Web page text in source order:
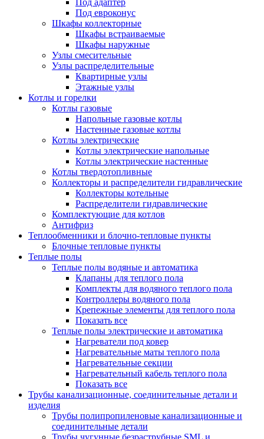
Под адаптер
Под евроконус
Шкафы коллекторные
Шкафы встраиваемые
Шкафы наружные
Узлы смесительные
Узлы распределительные
Квартирные узлы
Этажные узлы
Котлы и горелки
Котлы газовые
Напольные газовые котлы
Настенные газовые котлы
Котлы электрические
Котлы электрические напольные
Котлы электрические настенные
Котлы твердотопливные
Коллекторы и распределители гидравлические
Коллекторы котельные
Распределители гидравлические
Комплектующие для котлов
Антифриз
Теплообменники и блочно-тепловые пункты
Блочные тепловые пункты
Теплые полы
Теплые полы водяные и автоматика
Клапаны для теплого пола
Комплекты для водяного теплого пола
Контроллеры водяного пола
Крепежные элементы для теплого пола
Показать все
Теплые полы электрические и автоматика
Нагреватели под ковер
Нагревательные маты теплого пола
Нагревательные секции
Нагревательный кабель теплого пола
Показать все
Трубы канализационные, соединительные детали и
изделия
Трубы полипропиленовые канализационные и
соединительные детали
Трубы чугунные безраструбные SML и